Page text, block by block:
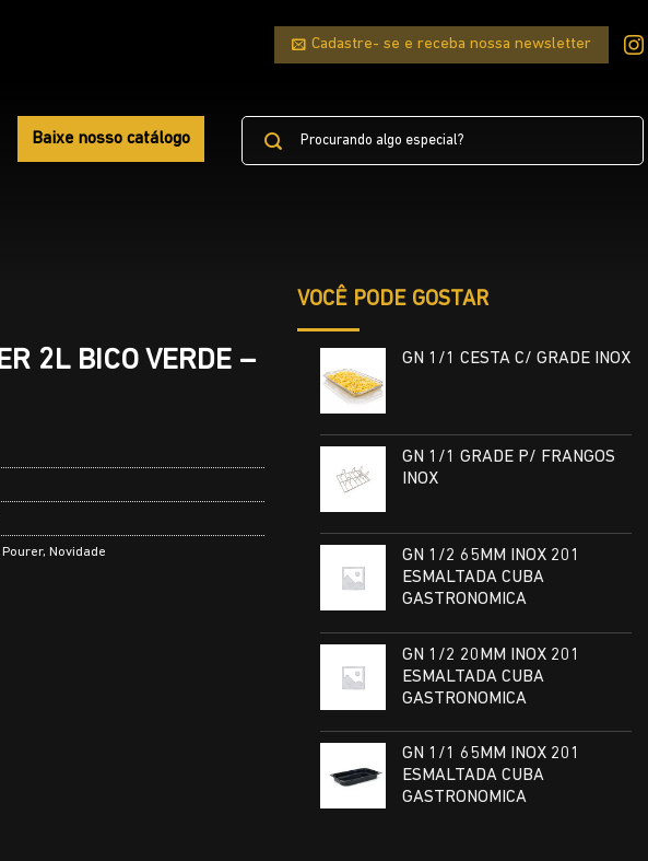
Cadastre- se e receba nossa newsletter
Baixe nosso catálogo
Pesquisar
2L BICO VERDE –
, Novidade
VOCÊ PODE GOSTAR
GN 1/1 CESTA C/ GRADE INOX
GN 1/1 GRADE P/ FRANGOS
INOX
GN 1/2 65MM INOX 201
ESMALTADA CUBA
GASTRONOMICA
GN 1/2 20MM INOX 201
ESMALTADA CUBA
GASTRONOMICA
GN 1/1 65MM INOX 201
ESMALTADA CUBA
GASTRONOMICA